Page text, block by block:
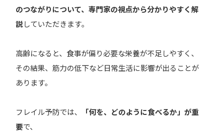
のつながりについて、専門家の視点から分かりやすく解
説していただきます。
高齢になると、食事が偏り必要な栄養が不足しやすく、
その結果、筋力の低下など日常生活に影響が出ることが
あります。
フレイル予防では、
「何を、どのように食べるか」が重
要で、